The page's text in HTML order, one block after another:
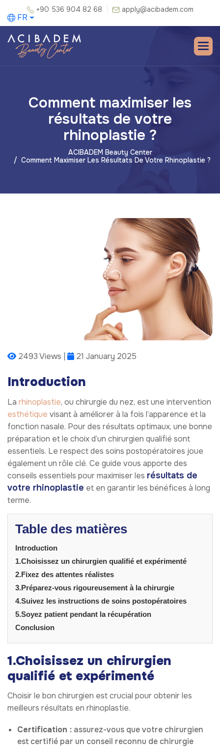
+90 536 904 82 68 apply@acibadem.com
FR
Comment maximiser les
résultats de votre
rhinoplastie ?
ACIBADEM Beauty Center
Comment Maximiser Les Résultats De Votre Rhinoplastie ?
2493 Views | 21 January 2025
Introduction
La rhinoplastie, ou chirurgie du nez, est une intervention
esthétique visant à améliorer à la fois l’apparence et la
fonction nasale. Pour des résultats optimaux, une bonne
préparation et le choix d’un chirurgien qualifié sont
essentiels. Le respect des soins postopératoires joue
également un rôle clé. Ce guide vous apporte des
conseils essentiels pour maximiser les résultats de
votre rhinoplastie et en garantir les bénéfices à long
terme.
Table des matières
Introduction
1.Choisissez un chirurgien qualifié et expérimenté
2.Fixez des attentes réalistes
3.Préparez-vous rigoureusement à la chirurgie
4.Suivez les instructions de soins postopératoires
5.Soyez patient pendant la récupération
Conclusion
1.Choisissez un chirurgien
qualifié et expérimenté
Choisir le bon chirurgien est crucial pour obtenir les
meilleurs résultats en rhinoplastie.
Certification : assurez-vous que votre chirurgien
est certifié par un conseil reconnu de chirurgie